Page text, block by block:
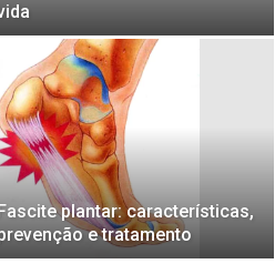
plantar: características,
e tratamento